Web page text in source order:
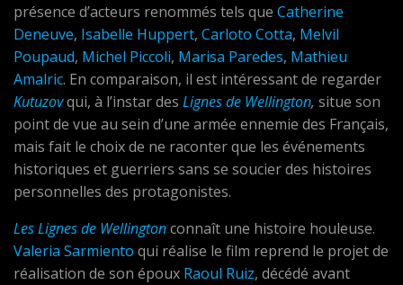
présence d’acteurs renommés tels que Catherine
Deneuve, Isabelle Huppert, Carloto Cotta, Melvil
Poupaud, Michel Piccoli, Marisa Paredes, Mathieu
Amalric. En comparaison, il est intéressant de regarder
Kutuzovqui, à l’instar des Lignes de Wellington, situe son
point de vue au sein d’une armée ennemie des Français,
mais fait le choix de ne raconter que les événements
historiques et guerriers sans se soucier des histoires
personnelles des protagonistes.
Les Lignes de Wellingtonconnaît une histoire houleuse.
Valeria Sarmiento qui réalise le film reprend le projet de
réalisation de son époux Raoul Ruiz, décédé avant